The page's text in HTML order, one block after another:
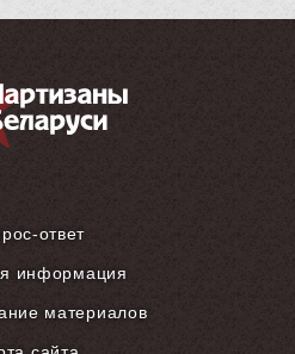
ответ
информация
материалов